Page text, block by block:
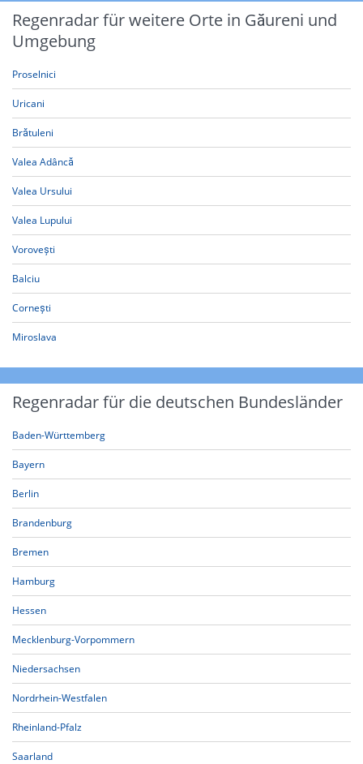
Regenradar für weitere Orte in Găureni und
Umgebung
Proselnici
Uricani
Brătuleni
Valea Adâncă
Valea Ursului
Valea Lupului
Vorovești
Balciu
Cornești
Miroslava
Regenradar für die deutschen Bundesländer
Baden-Württemberg
Bayern
Berlin
Brandenburg
Bremen
Hamburg
Hessen
Mecklenburg-Vorpommern
Niedersachsen
Nordrhein-Westfalen
Rheinland-Pfalz
Saarland